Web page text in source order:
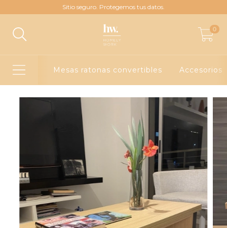
Sitio seguro. Protegemos tus datos.
0
Mesas ratonas convertibles Accesorios